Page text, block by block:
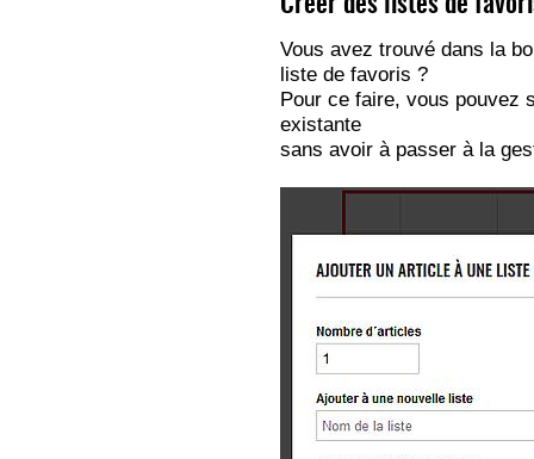
Vous avez trouvé dans la
liste de favoris ?
Pour ce faire, vous pouvez
existante
sans avoir à passer à la